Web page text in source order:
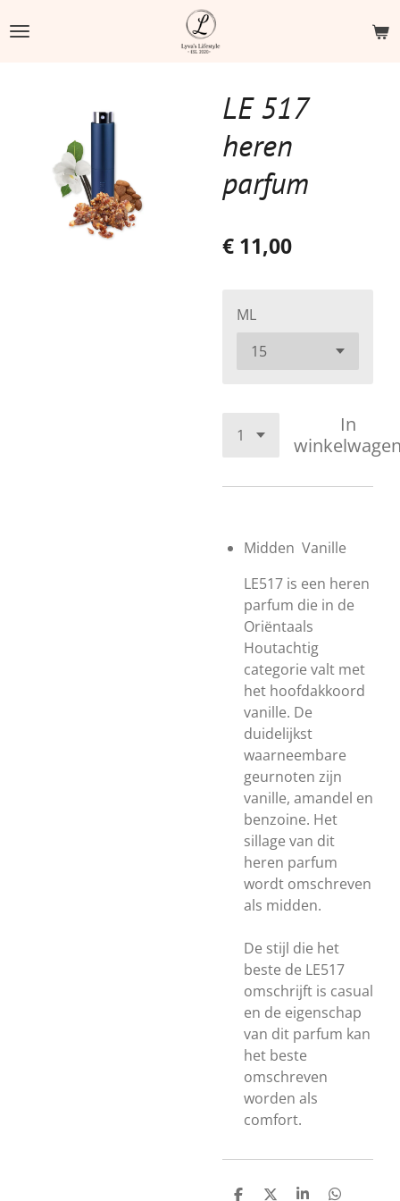
direct
LE 517
heren
parfum
€ 11,00
ML
In
Midden Vanille
LE517 is een heren
parfum die in de
Oriëntaals
Houtachtig
categorie valt met
het hoofdakkoord
vanille. De
duidelijkst
waarneembare
geurnoten zijn
vanille, amandel en
benzoine. Het
sillage van dit
heren parfum
wordt omschreven
als midden.
De stijl die het
beste de LE517
omschrijft is casual
en de eigenschap
van dit parfum kan
het beste
omschreven
worden als
comfort.